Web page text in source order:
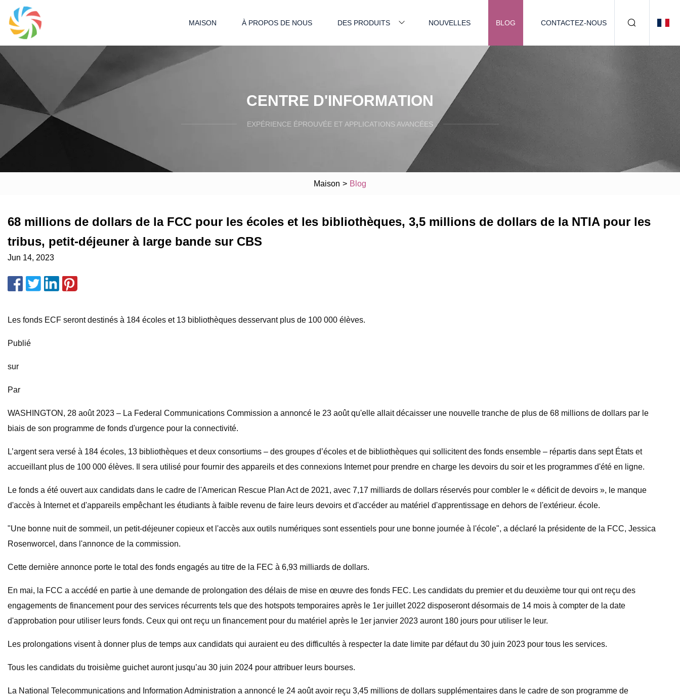
MAISON À PROPOS DE NOUS DES PRODUITS NOUVELLES BLOG CONTACTEZ-NOUS
CENTRE D'INFORMATION
EXPÉRIENCE ÉPROUVÉE ET APPLICATIONS AVANCÉES
Maison > Blog
68 millions de dollars de la FCC pour les écoles et les bibliothèques, 3,5 millions de dollars de la NTIA pour les
tribus, petit-déjeuner à large bande sur CBS
Jun 14, 2023
Les fonds ECF seront destinés à 184 écoles et 13 bibliothèques desservant plus de 100 000 élèves.
Publié
sur
Par
WASHINGTON, 28 août 2023 – La Federal Communications Commission a annoncé le 23 août qu'elle allait décaisser une nouvelle tranche de plus de 68 millions de dollars par le
biais de son programme de fonds d'urgence pour la connectivité.
L’argent sera versé à 184 écoles, 13 bibliothèques et deux consortiums – des groupes d’écoles et de bibliothèques qui sollicitent des fonds ensemble – répartis dans sept États et
accueillant plus de 100 000 élèves. Il sera utilisé pour fournir des appareils et des connexions Internet pour prendre en charge les devoirs du soir et les programmes d'été en ligne.
Le fonds a été ouvert aux candidats dans le cadre de l'American Rescue Plan Act de 2021, avec 7,17 milliards de dollars réservés pour combler le « déficit de devoirs », le manque
d'accès à Internet et d'appareils empêchant les étudiants à faible revenu de faire leurs devoirs et d'accéder au matériel d'apprentissage en dehors de l'extérieur. école.
"Une bonne nuit de sommeil, un petit-déjeuner copieux et l'accès aux outils numériques sont essentiels pour une bonne journée à l'école", a déclaré la présidente de la FCC, Jessica
Rosenworcel, dans l'annonce de la commission.
Cette dernière annonce porte le total des fonds engagés au titre de la FEC à 6,93 milliards de dollars.
En mai, la FCC a accédé en partie à une demande de prolongation des délais de mise en œuvre des fonds FEC. Les candidats du premier et du deuxième tour qui ont reçu des
engagements de financement pour des services récurrents tels que des hotspots temporaires après le 1er juillet 2022 disposeront désormais de 14 mois à compter de la date
d'approbation pour utiliser leurs fonds. Ceux qui ont reçu un financement pour du matériel après le 1er janvier 2023 auront 180 jours pour utiliser le leur.
Les prolongations visent à donner plus de temps aux candidats qui auraient eu des difficultés à respecter la date limite par défaut du 30 juin 2023 pour tous les services.
Tous les candidats du troisième guichet auront jusqu’au 30 juin 2024 pour attribuer leurs bourses.
La National Telecommunications and Information Administration a annoncé le 24 août avoir reçu 3,45 millions de dollars supplémentaires dans le cadre de son programme de